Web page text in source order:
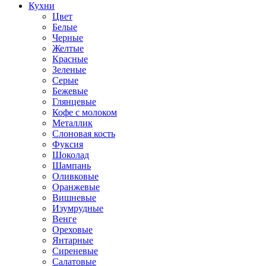
Кухни
Цвет
Белые
Черные
Желтые
Красные
Зеленые
Серые
Бежевые
Глянцевые
Кофе с молоком
Металлик
Слоновая кость
Фуксия
Шоколад
Шампань
Оливковые
Оранжевые
Вишневые
Изумрудные
Венге
Ореховые
Янтарные
Сиреневые
Салатовые